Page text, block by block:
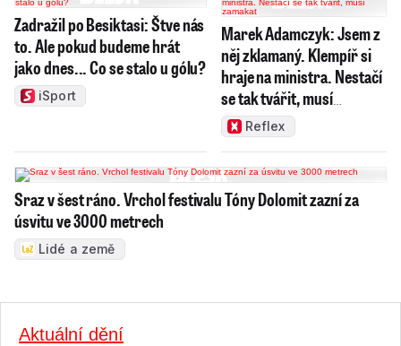
Zadražil po Besiktasi: Štve nás
to. Ale pokud budeme hrát
jako dnes... Co se stalo u gólu?
iSport
Marek Adamczyk: Jsem z
něj zklamaný. Klempíř si
hraje na ministra. Nestačí
se tak tvářit, musí
zamakat
Reflex
Sraz v šest ráno. Vrchol festivalu Tóny Dolomit zazní za
úsvitu ve 3000 metrech
Lidé a země
Aktuální dění